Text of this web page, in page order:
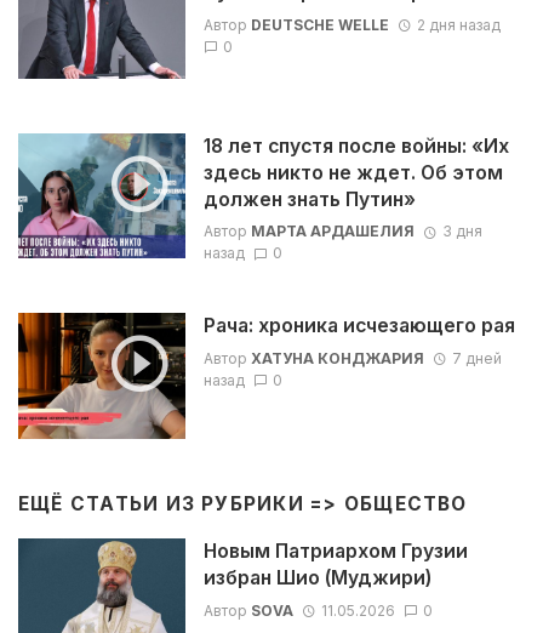
Автор DEUTSCHE WELLE
2 дня назад
0
18 лет спустя после войны: «Их
здесь никто не ждет. Об этом
должен знать Путин»
Автор МАРТА АРДАШЕЛИЯ
3 дня
назад
0
Рача: хроника исчезающего рая
Автор ХАТУНА КОНДЖАРИЯ
7 дней
назад
0
ЕЩЁ СТАТЬИ ИЗ РУБРИКИ => ОБЩЕСТВО
Новым Патриархом Грузии
избран Шио (Муджири)
Автор SOVA 11.05.2026 0